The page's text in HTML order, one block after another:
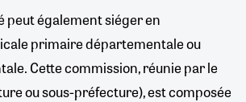
peut également siéger en
primaire départementale ou
Cette commission, réunie par le
ou sous-préfecture), est composée